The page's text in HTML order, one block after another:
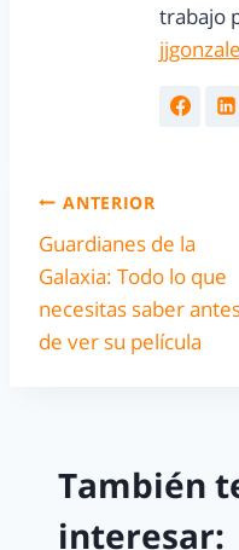
trabajo
ANTERIOR
Guardianes de la
Galaxia: Todo lo que
necesitas saber
de ver su película
También
interesar: